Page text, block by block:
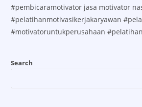
#pembicaramotivator jasa motivator
#pelatihanmotivasikerjakaryawan
#motivatoruntukperusahaan
Search